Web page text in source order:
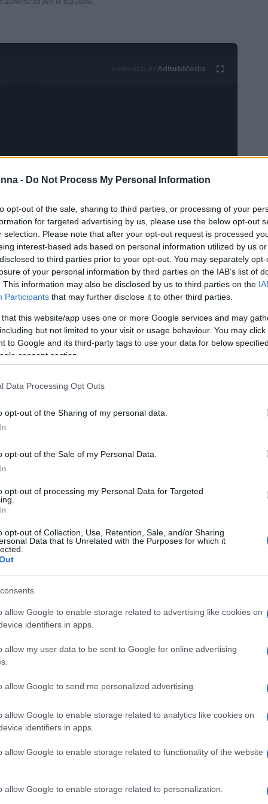
- Do Not Process My Personal Information
opt-out of the sale, sharing to third parties, or processing of your
for targeted advertising by us, please use the below opt-out
selection. Please note that after your opt-out request is processed
interest-based ads based on personal information utilized by us
to third parties prior to your opt-out. You may separately
of your personal information by third parties on the IAB’s list of
This information may also be disclosed by us to third parties on the
Participants that may further disclose it to other third parties.
that this website/app uses one or more Google services and may
but not limited to your visit or usage behaviour. You may
to Google and its third-party tags to use your data for below
consent section.
Data Processing Opt Outs
opt-out of the Sharing of my personal data.
opt-out of the Sale of my Personal Data.
opt-out of processing my Personal Data for Targeted
opt-out of Collection, Use, Retention, Sale, and/or Sharing
Data that Is Unrelated with the Purposes for which it
allow Google to enable storage related to advertising like cookies on
identifiers in apps.
allow my user data to be sent to Google for online advertising
allow Google to send me personalized advertising.
allow Google to enable storage related to analytics like cookies on
identifiers in apps.
allow Google to enable storage related to functionality of the website
allow Google to enable storage related to personalization.
AdhubMedia
skincare
made in Italy, si espande nel mondo della
laDeep Moisturizing Creame la
il mercato del make-up con un
da Chiara Cascella porta la sua filosofia di
della pelle. Questi prodotti sono progettati
tangibili, rispondendo alle esigenze di ogni
efficaci
per l’uso di ingredienti di alta qualità
è studiata per garantire un’idratazione
senza residui untuosi. I test di efficacia,
hanno dimostrato un alto livello di
Eye Creamè progettata per trattare il
del viso, donando freschezza e luminosità
e influencer, EspressOh ha scelto di